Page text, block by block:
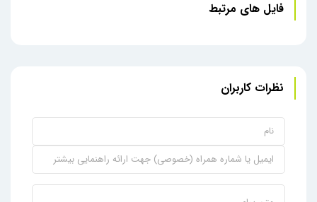
فایل های مرتبط
نظرات کاربران